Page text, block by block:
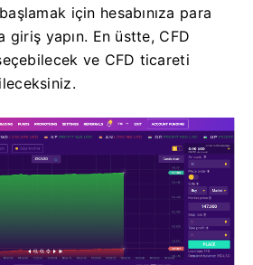
için hesabınıza para
giriş yapın. En üstte, CFD
ve CFD ticareti